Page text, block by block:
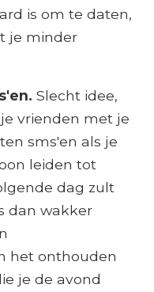
is om te daten,
je minder
Slecht idee,
vrienden met je
sms'en als je
leiden tot
dag zult
dan wakker
het onthouden
je de avond